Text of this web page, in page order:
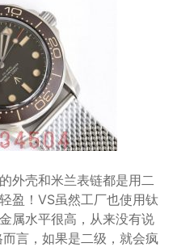
外壳和米兰表链都是用二
盈！VS虽然工厂也使用钛
属水平很高，从来没有说
言，如果是二级，就会疯